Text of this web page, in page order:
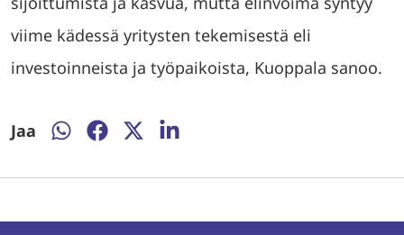
viime kädessä yritysten tekemisestä eli
investoinneista ja työpaikoista, Kuoppala sanoo.
Jaa
Jaa
Jaa
Jaa
Jaa